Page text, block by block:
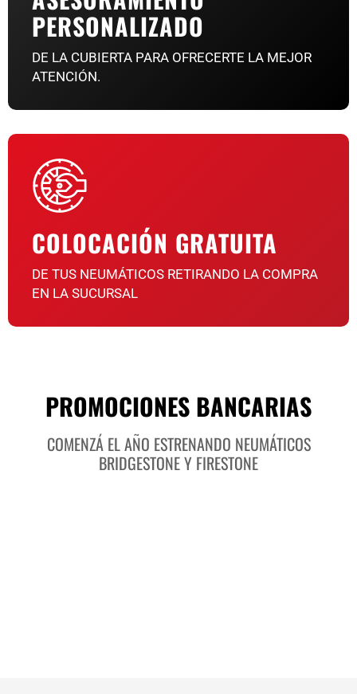
PERSONALIZADO
DE LA CUBIERTA PARA OFRECERTE LA MEJOR
ATENCIÓN.
COLOCACIÓN GRATUITA
DE TUS NEUMÁTICOS RETIRANDO LA COMPRA
EN LA SUCURSAL
PROMOCIONES BANCARIAS
COMENZÁ EL AÑO ESTRENANDO NEUMÁTICOS
BRIDGESTONE Y FIRESTONE